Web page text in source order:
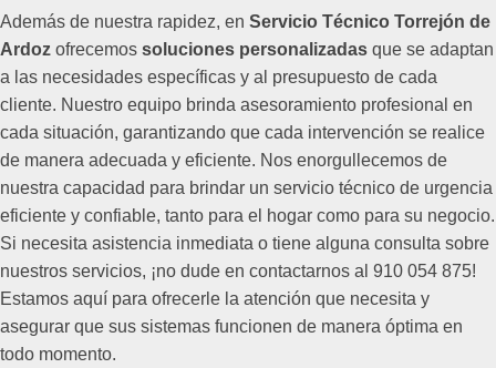
Además de nuestra rapidez, en Servicio Técnico Torrejón de
Ardoz ofrecemos soluciones personalizadas que se adaptan
a las necesidades específicas y al presupuesto de cada
cliente. Nuestro equipo brinda asesoramiento profesional en
cada situación, garantizando que cada intervención se realice
de manera adecuada y eficiente. Nos enorgullecemos de
nuestra capacidad para brindar un servicio técnico de urgencia
eficiente y confiable, tanto para el hogar como para su negocio.
Si necesita asistencia inmediata o tiene alguna consulta sobre
nuestros servicios, ¡no dude en contactarnos al 910 054 875!
Estamos aquí para ofrecerle la atención que necesita y
asegurar que sus sistemas funcionen de manera óptima en
todo momento.